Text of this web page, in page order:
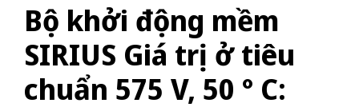
Bộ khởi động mềm
SIRIUS Giá trị ở tiêu
chuẩn 575 V, 50 ° C: